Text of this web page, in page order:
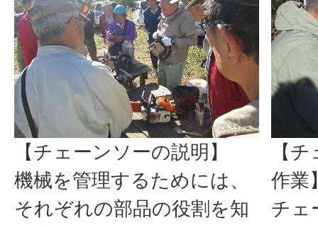
【チェーンソーの説明】
機械を管理するためには、
それぞれの部品の役割を知
【
作業
チェ